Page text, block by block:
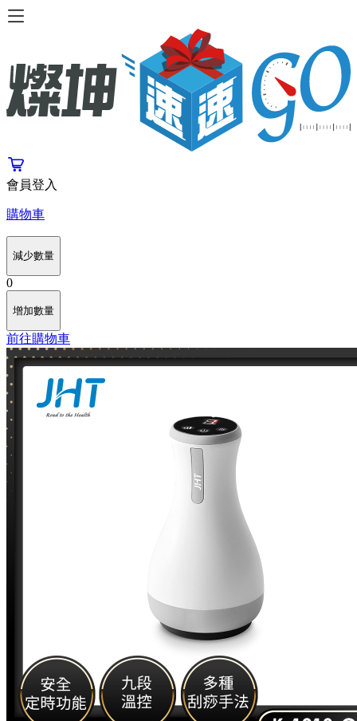
會員登入
購物車
減少數量
0
增加數量
前往購物車